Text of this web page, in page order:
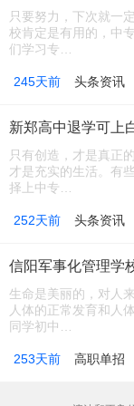
只要努力，下次就一
校肯定是有用的，中
们学习专…
245天前 头条资讯
新郑高中退学可上
只有创造，才是真正
才是充实的生活。有
择上中专…
252天前 头条资讯
信阳军事化管理学
生命是美丽的，对人
人体的正常发育和人
同学初中…
253天前 高职单招